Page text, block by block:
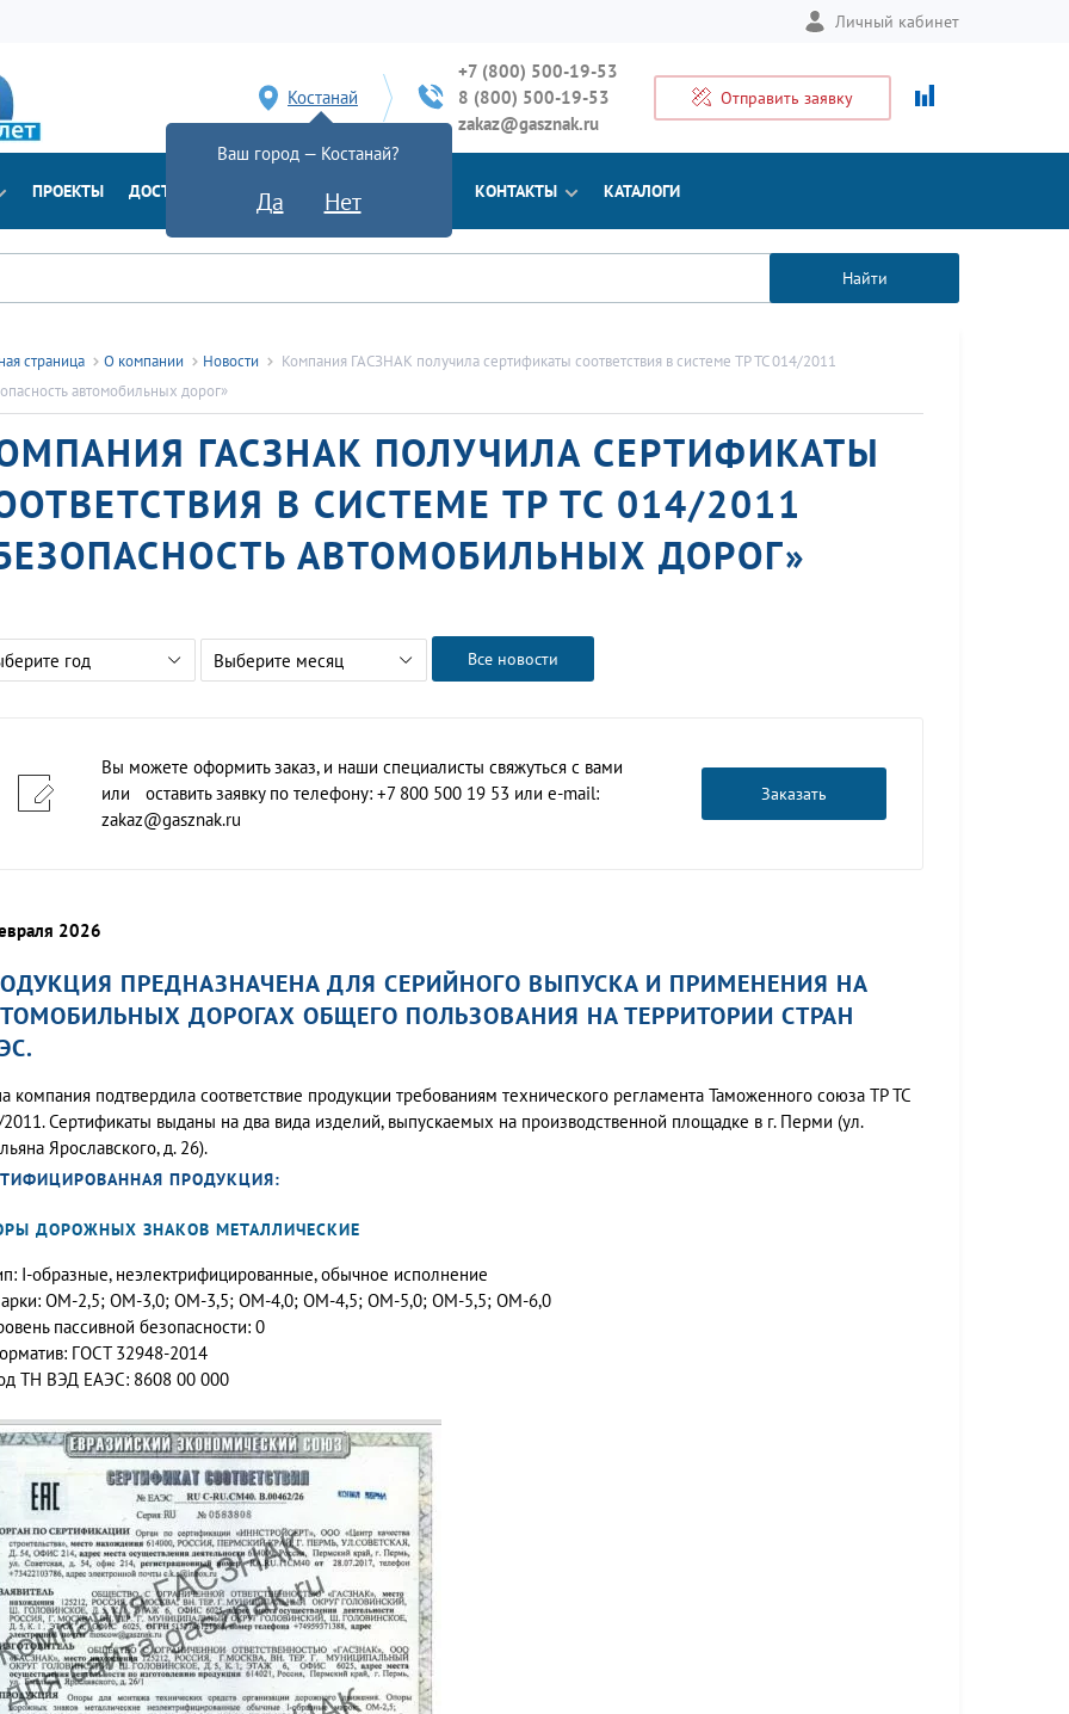
Личный кабинет
Костанай
Ваш город — Костанай?
Да Нет
+7 (800) 500-19-53
8 (800) 500-19-53
zakaz@gasznak.ru
Отправить заявку
ПРОЕКТЫ ДОСТАВКА ДОКУМЕНТЫ КОНТАКТЫ КАТАЛОГИ
Найти
страница О компании Новости
Компания ГАСЗНАК получила сертификаты соответствия в системе ТР ТС 014/2011
автомобильных дорог»
ГАСЗНАК ПОЛУЧИЛА СЕРТИФИКАТЫ
В СИСТЕМЕ ТР ТС 014/2011
АВТОМОБИЛЬНЫХ ДОРОГ»
год Выберите месяц Все новости
Вы можете оформить заказ, и наши специалисты свяжуться с вами
или оставить заявку по телефону: +7 800 500 19 53 или e-mail:
zakaz@gasznak.ru
Заказать
2026
ПРЕДНАЗНАЧЕНА ДЛЯ СЕРИЙНОГО ВЫПУСКА И ПРИМЕНЕНИЯ НА
ДОРОГАХ ОБЩЕГО ПОЛЬЗОВАНИЯ НА ТЕРРИТОРИИ СТРАН
компания подтвердила соответствие продукции требованиям технического регламента Таможенного союза ТР ТС
Сертификаты выданы на два вида изделий, выпускаемых на производственной площадке в г. Перми (ул.
Ярославского, д. 26).
ПРОДУКЦИЯ:
ДОРОЖНЫХ ЗНАКОВ МЕТАЛЛИЧЕСКИЕ
I-образные, неэлектрифицированные, обычное исполнение
ОМ-2,5; ОМ-3,0; ОМ-3,5; ОМ-4,0; ОМ-4,5; ОМ-5,0; ОМ-5,5; ОМ-6,0
пассивной безопасности: 0
ГОСТ 32948-2014
ТН ВЭД ЕАЭС: 8608 00 000